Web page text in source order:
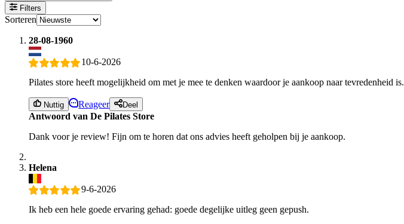
Filters
Sorteren
28-08-1960
10-6-2026
Pilates store heeft mogelijkheid om met je mee te denken waardoor je aankoop naar tevredenheid is.
Nuttig Reageer Deel
Antwoord van De Pilates Store
Dank voor je review! Fijn om te horen dat ons advies heeft geholpen bij je aankoop.
Helena
9-6-2026
Ik heb een hele goede ervaring gehad: goede degelijke uitleg geen gepush.